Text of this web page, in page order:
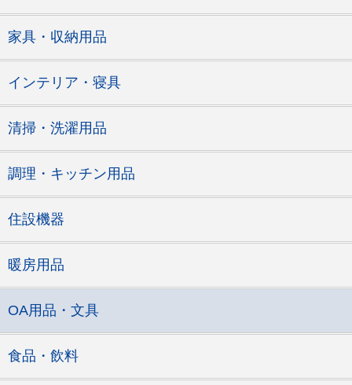
家具・収納用品
インテリア・寝具
清掃・洗濯用品
調理・キッチン用品
住設機器
暖房用品
OA用品・文具
食品・飲料